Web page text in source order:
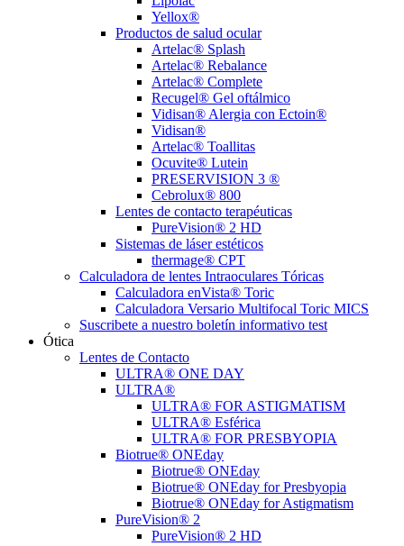
Yellox®
Productos de salud ocular
Artelac® Splash
Artelac® Rebalance
Artelac® Complete
Recugel® Gel oftálmico
Vidisan® Alergia con Ectoin®
Vidisan®
Artelac® Toallitas
Ocuvite® Lutein
PRESERVISION 3 ®
Cebrolux® 800
Lentes de contacto terapéuticas
PureVision® 2 HD
Sistemas de láser estéticos
thermage® CPT
Calculadora de lentes Intraoculares Tóricas
Calculadora enVista® Toric
Calculadora Versario Multifocal Toric MICS
Suscribete a nuestro boletín informativo test
Ótica
Lentes de Contacto
ULTRA® ONE DAY
ULTRA®
ULTRA® FOR ASTIGMATISM
ULTRA® Esférica
ULTRA® FOR PRESBYOPIA
Biotrue® ONEday
Biotrue® ONEday
Biotrue® ONEday for Presbyopia
Biotrue® ONEday for Astigmatism
PureVision® 2
PureVision® 2 HD